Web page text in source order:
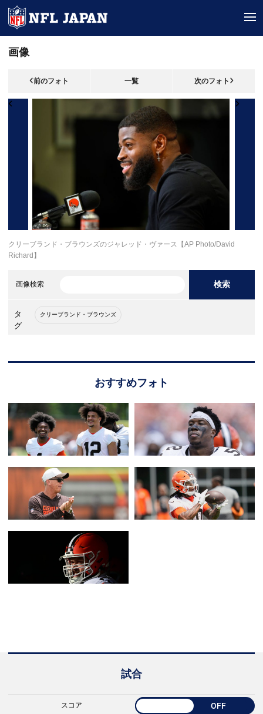
画像
前のフォト 一覧 次のフォト
クリーブランド・ブラウンズのジャレッド・ヴァース【AP Photo/David
Richard】
画像検索 検索
タ
グ
クリーブランド・ブラウンズ
おすすめフォト
試合
スコア OFF